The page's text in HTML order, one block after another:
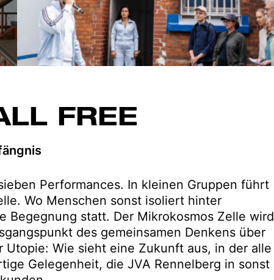
FREE
Performances. In kleinen Gruppen führt
Wo Menschen sonst isoliert hinter
Begegnung statt. Der Mikrokosmos Zelle wird
des gemeinsamen Denkens über
Wie sieht eine Zukunft aus, in der alle
Gelegenheit, die JVA Rennelberg in sonst